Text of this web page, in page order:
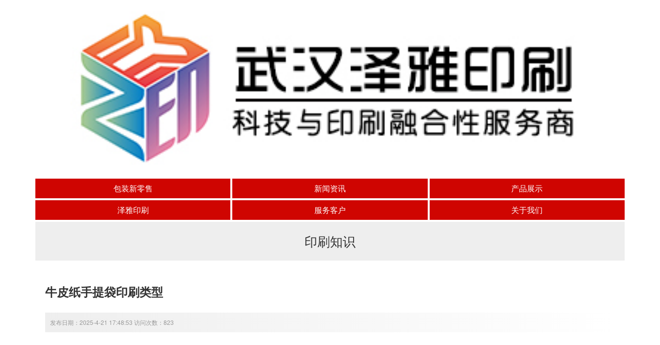
包装新零售 新闻资讯
产品展示
泽雅印刷
服务客户 关于我们
印刷知识
牛皮纸手提袋印刷类型
发布日期：2025-4-21 17:48:53 访问次数：823